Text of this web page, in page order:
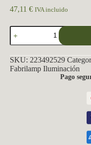
47,11 € IVA incluido
Colgante
Trikala
Negro/cuero
Envejecido
1xe27
Regx25x25
SKU: 223492529
Fabrilamp Iluminación
Pago